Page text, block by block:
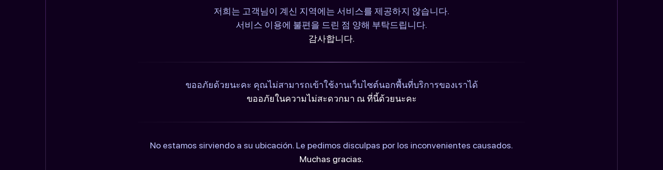
저희는 고객님이 계신 지역에는 서비스를 제공하지 않습니다.
서비스 이용에 불편을 드린 점 양해 부탁드립니다.
감사합니다.
ขออภัยด้วยนะคะ คุณไม่สามารถเข้าใช้งานเว็บไซต์นอกพื้นที่บริการของเราได้
ขออภัยในความไม่สะดวกมา ณ ที่นี้ด้วยนะคะ
No estamos sirviendo a su ubicación. Le pedimos disculpas por los inconvenientes causados.
Muchas gracias.